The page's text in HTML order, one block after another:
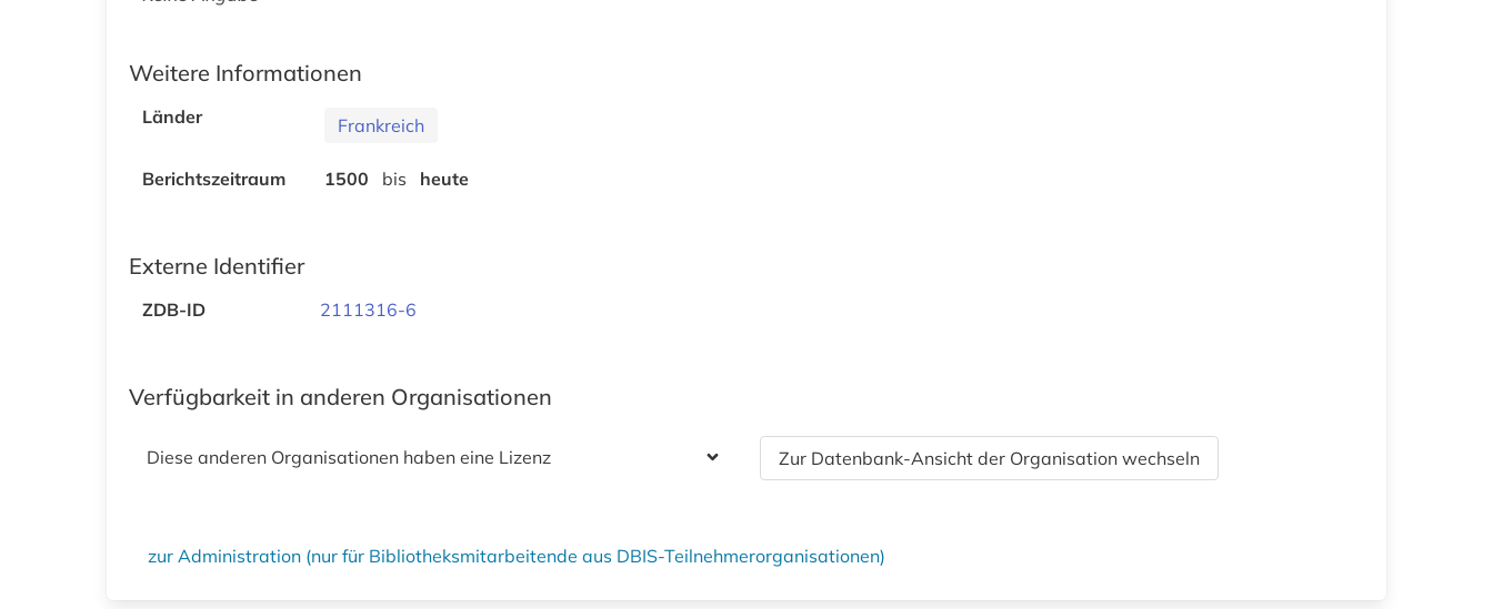
Weitere Informationen
Länder Frankreich
Berichtszeitraum 1500 bis heute
Externe Identifier
ZDB-ID 2111316-6
Verfügbarkeit in anderen Organisationen
Diese anderen Organisationen haben eine Lizenz Zur Datenbank-Ansicht der Organisation wechseln
zur Administration (nur für Bibliotheksmitarbeitende aus DBIS-Teilnehmerorganisationen)